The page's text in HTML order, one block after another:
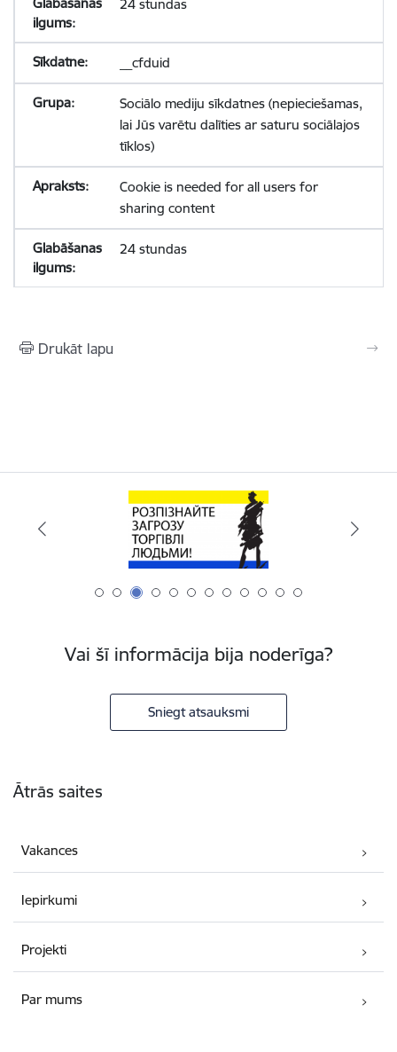
24 stundas
__cfduid
Sociālo mediju sīkdatnes (nepieciešamas,
lai Jūs varētu dalīties ar saturu sociālajos
tīklos)
Cookie is needed for all users for
sharing content
24 stundas
Drukāt lapu
Vai šī informācija bija noderīga?
Sniegt atsauksmi
Ātrās saites
Vakances
Iepirkumi
Projekti
Par mums